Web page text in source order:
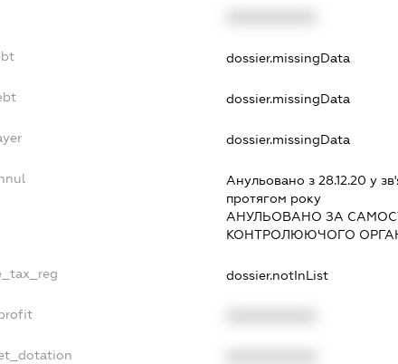
dossier.missingData
dossier.missingData
dossier.missingData
Анульовано з 28.12.20 у
протягом року
АНУЛЬОВАНО ЗА
КОНТРОЛЮЮЧОГО
dossier.notInList